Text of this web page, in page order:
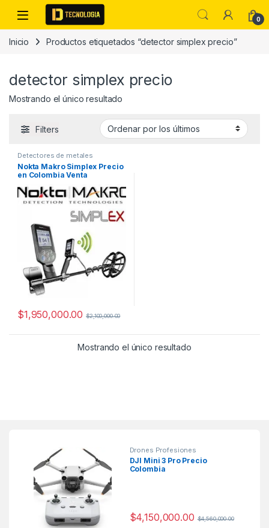
Skip to navigation
Skip to content
0
Inicio Productos etiquetados “detector simplex precio”
detector simplex precio
Mostrando el único resultado
Filters
Detectores de metales
Nokta Makro Simplex Precio
en Colombia Venta
Colombia
$1,950,000.00 $2,100,000.00
Mostrando el único resultado
Drones Profesiones
DJI Mini 3 Pro Precio
Colombia
$4,150,000.00 $4,560,000.00